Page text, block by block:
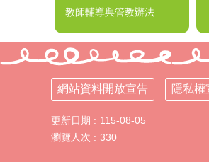
教師輔導與管教辦法
網站資料開放宣告 隱私權
更新日期
115-08-05
瀏覽人次
330